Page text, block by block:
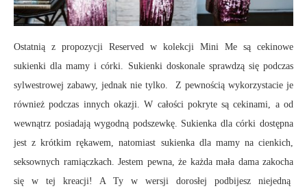
Ostatnią z propozycji Reserved w kolekcji Mini Me są cekinowe
sukienki dla mamy i córki. Sukienki doskonale sprawdzą się podczas
sylwestrowej zabawy, jednak nie tylko. Z pewnością wykorzystacie je
również podczas innych okazji. W całości pokryte są cekinami, a od
wewnątrz posiadają wygodną podszewkę. Sukienka dla córki dostępna
jest z krótkim rękawem, natomiast sukienka dla mamy na cienkich,
seksownych ramiączkach. Jestem pewna, że każda mała dama zakocha
się w tej kreacji! A Ty w wersji dorosłej podbijesz niejedną